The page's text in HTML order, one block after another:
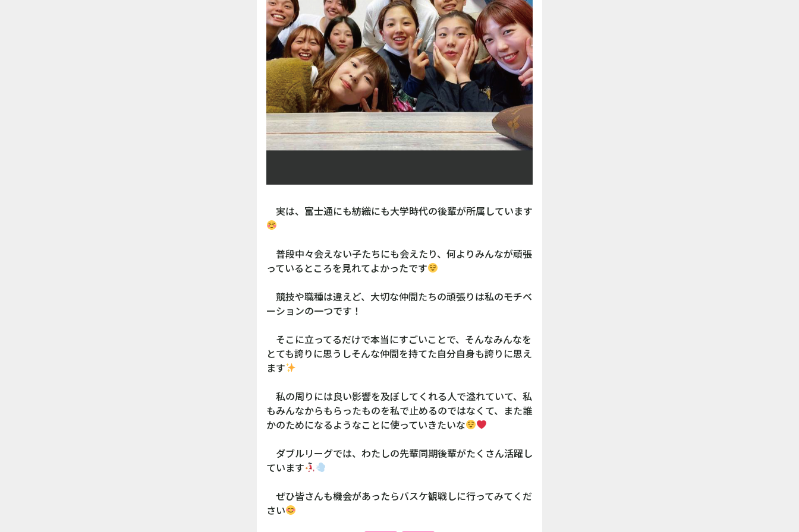
実は、富士通にも紡織にも大学時代の後輩が所属しています
普段中々会えない子たちにも会えたり、何よりみんなが頑張
っているところを見れてよかったです
競技や職種は違えど、大切な仲間たちの頑張りは私のモチベ
ーションの一つです！
そこに立ってるだけで本当にすごいことで、そんなみんなを
とても誇りに思うしそんな仲間を持てた自分自身も誇りに思え
ます
私の周りには良い影響を及ぼしてくれる人で溢れていて、私
もみんなからもらったものを私で止めるのではなくて、また誰
かのためになるようなことに使っていきたいな
ダブルリーグでは、わたしの先輩同期後輩がたくさん活躍し
ています
ぜひ皆さんも機会があったらバスケ観戦しに行ってみてくだ
さい